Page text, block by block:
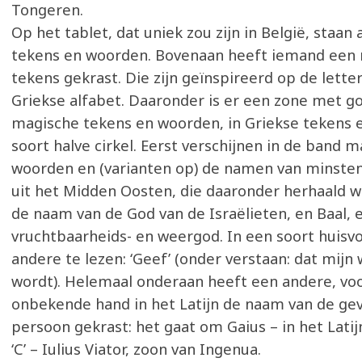
Tongeren.
Op het tablet, dat uniek zou zijn in België, staan
tekens en woorden. Bovenaan heeft iemand een
tekens gekrast. Die zijn geïnspireerd op de
Griekse alfabet. Daaronder is er een zone met
magische tekens en woorden, in Griekse tekens
soort halve cirkel. Eerst verschijnen in de band
woorden en (varianten op) de namen van
uit het Midden Oosten, die daaronder herhaald
de naam van de God van de Israëlieten, en Baal,
vruchtbaarheids- en weergod. In een soort
andere te lezen: ‘Geef’ (onder verstaan: dat mijn
wordt). Helemaal onderaan heeft een andere,
onbekende hand in het Latijn de naam van de
persoon gekrast: het gaat om Gaius – in het
‘C’ – Iulius Viator, zoon van Ingenua.